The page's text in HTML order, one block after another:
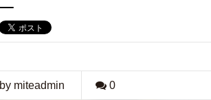
by miteadmin 0